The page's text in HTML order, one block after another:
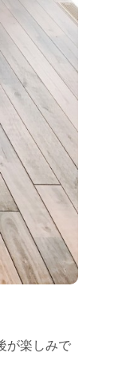
が楽しみで